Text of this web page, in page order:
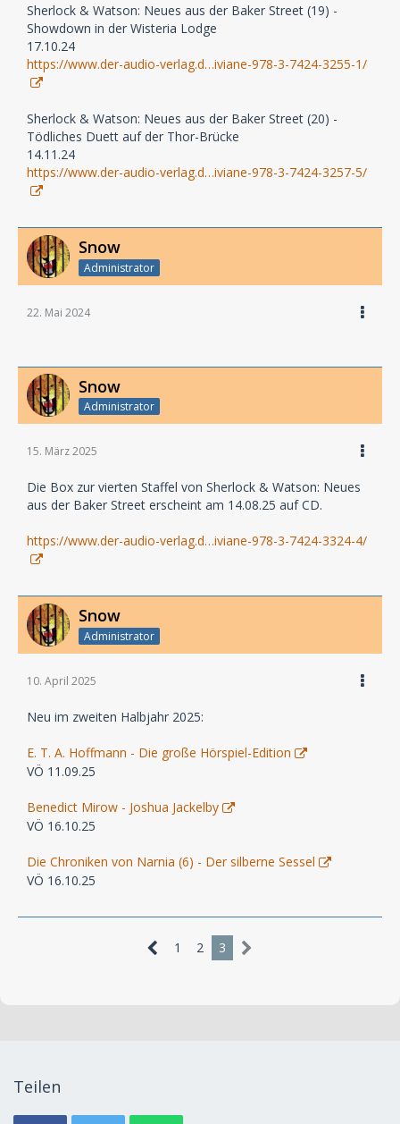
Sherlock & Watson: Neues aus der Baker Street (19) -
Showdown in der Wisteria Lodge
17.10.24
https://www.der-audio-verlag.d…iviane-978-3-7424-3255-1/
Sherlock & Watson: Neues aus der Baker Street (20) -
Tödliches Duett auf der Thor-Brücke
14.11.24
https://www.der-audio-verlag.d…iviane-978-3-7424-3257-5/
Snow
Administrator
22. Mai 2024
Snow
Administrator
15. März 2025
Die Box zur vierten Staffel von Sherlock & Watson: Neues
aus der Baker Street erscheint am 14.08.25 auf CD.
https://www.der-audio-verlag.d…iviane-978-3-7424-3324-4/
Snow
Administrator
10. April 2025
Neu im zweiten Halbjahr 2025:
E. T. A. Hoffmann - Die große Hörspiel-Edition
VÖ 11.09.25
Benedict Mirow - Joshua Jackelby
VÖ 16.10.25
Die Chroniken von Narnia (6) - Der silberne Sessel
VÖ 16.10.25
1 2 3
Teilen